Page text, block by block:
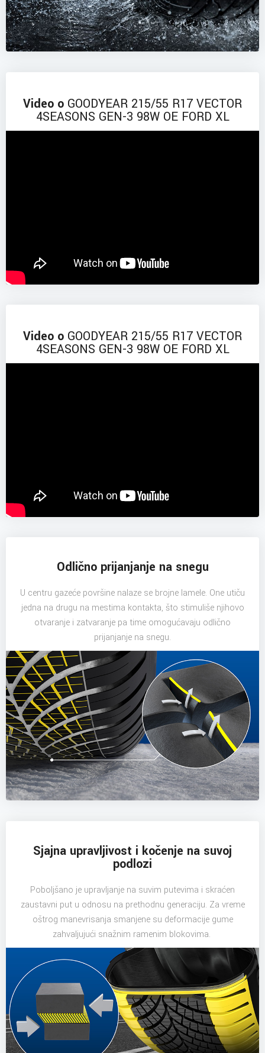
Video o GOODYEAR 215/55 R17 VECTOR
4SEASONS GEN-3 98W OE FORD XL
Video o GOODYEAR 215/55 R17 VECTOR
4SEASONS GEN-3 98W OE FORD XL
Odlično prijanjanje na snegu
U centru gazeće površine nalaze se brojne lamele. One utiču
jedna na drugu na mestima kontakta, što stimuliše njihovo
otvaranje i zatvaranje pa time omogućavaju odlično
prijanjanje na snegu.
Sjajna upravljivost i kočenje na suvoj
podlozi
Poboljšano je upravljanje na suvim putevima i skraćen
zaustavni put u odnosu na prethodnu generaciju. Za vreme
oštrog manevrisanja smanjene su deformacije gume
zahvaljujući snažnim ramenim blokovima.